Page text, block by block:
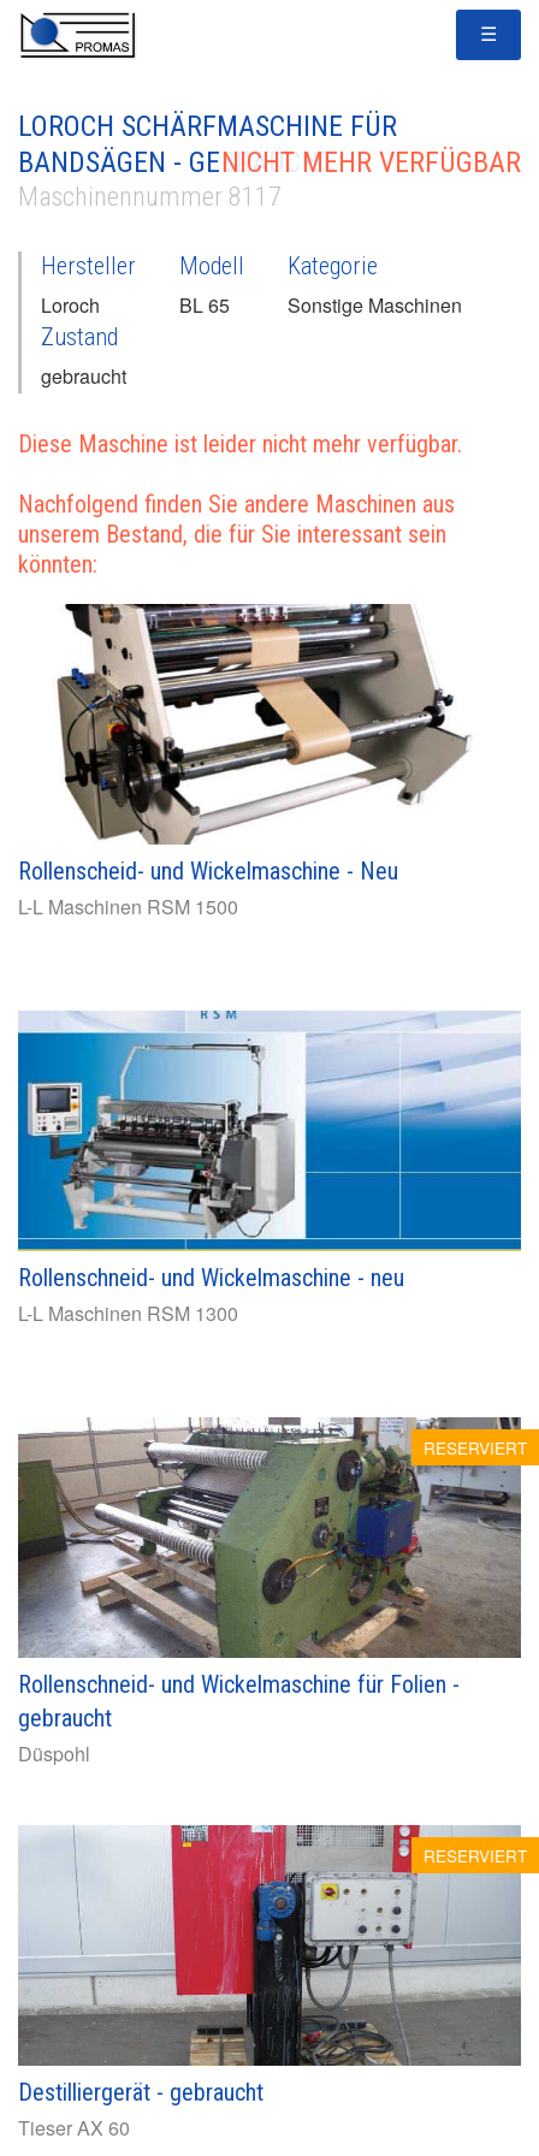
☰
LOROCH SCHÄRFMASCHINE FÜR
BANDSÄGEN - GEBRAUCHTNICHT MEHR VERFÜGBAR
Maschinennummer 8117
Hersteller
Loroch
Modell
BL 65
Kategorie
Sonstige Maschinen
Zustand
gebraucht
Diese Maschine ist leider nicht mehr verfügbar.
Nachfolgend finden Sie andere Maschinen aus
unserem Bestand, die für Sie interessant sein
könnten:
Rollenscheid- und Wickelmaschine - Neu
L-L Maschinen RSM 1500
Rollenschneid- und Wickelmaschine - neu
L-L Maschinen RSM 1300
RESERVIERT
Rollenschneid- und Wickelmaschine für Folien -
gebraucht
Düspohl
RESERVIERT
Destilliergerät - gebraucht
TieserAX 60